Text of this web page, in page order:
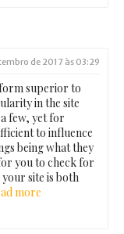
de 2017 às 03:29
superior to
in the site
few, yet for
to influence
being what they
you to check for
site is both
more